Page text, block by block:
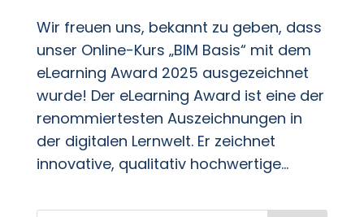
Wir freuen uns, bekannt zu geben, dass
unser Online-Kurs „BIM Basis“ mit dem
eLearning Award 2025 ausgezeichnet
wurde! Der eLearning Award ist eine der
renommiertesten Auszeichnungen in
der digitalen Lernwelt. Er zeichnet
innovative, qualitativ hochwertige...